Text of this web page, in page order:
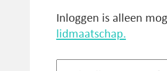
Inloggen is alleen
lidmaatschap.